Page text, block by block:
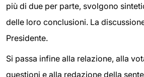
più di due per parte, svolgono
delle loro conclusioni. La
Presidente.
Si passa infine alla relazione, alla
questioni e alla redazione della